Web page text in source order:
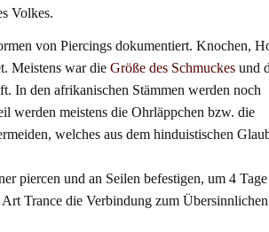
Volkes.
von Piercings dokumentiert. Knochen,
Meistens war die Größe des Schmuckesund
In den afrikanischen Stämmen werden noch
werden meistens die Ohrläppchen bzw. die
welches aus dem hinduistischen
piercen und an Seilen befestigen, um 4 Tage
Trance die Verbindung zum Übersinnlichen